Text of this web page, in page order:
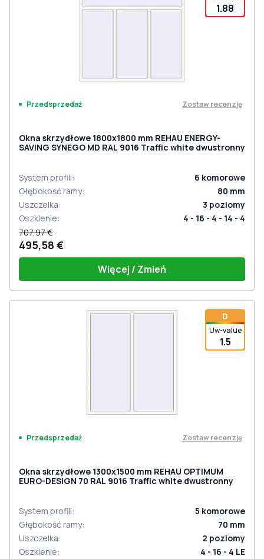
1.88
Przedsprzedaż Zostaw recenzję
Okna skrzydłowe 1800x1800 mm REHAU ENERGY-
SAVING SYNEGO MD RAL 9016 Traffic white dwustronny
System profili: 6 komorowe
Głębokość ramy: 80 mm
Uszczelka: 3 poziomy
Oszklenie:
4 - 16 - 4 - 14 - 4
707,97 €
495,58 €
Więcej / Zmień
D
Uw-value
1.5
Przedsprzedaż Zostaw recenzję
Okna skrzydłowe 1300x1500 mm REHAU OPTIMUM
EURO-DESIGN 70 RAL 9016 Traffic white dwustronny
System profili: 5 komorowe
Głębokość ramy: 70 mm
Uszczelka: 2 poziomy
Oszklenie:
4 - 16 - 4 LE